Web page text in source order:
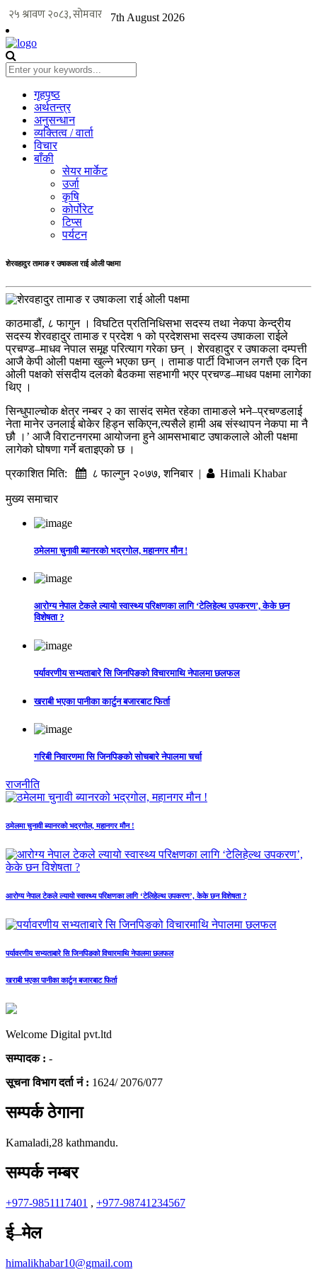
7th August 2026
गृहपृष्ठ
अर्थतन्त्र
अनुसन्धान
व्यक्तित्व / वार्ता
विचार
बाँकी
सेयर मार्केट
उर्जा
कृषि
कोर्पोरेट
टिप्स
पर्यटन
शेरवहादुर तामाङ र उषाकला राई ओली पक्षमा
काठमाडौं, ८ फागुन । विघटित प्रतिनिधिसभा सदस्य तथा नेकपा केन्द्रीय
सदस्य शेरवहादुर तामाङ र प्रदेश १ को प्रदेशसभा सदस्य उषाकला राईले
प्रचण्ड–माधव नेपाल समूह परित्याग गरेका छन् । शेरवहादुर र उषाकला दम्पत्ती
आजै केपी ओली पक्षमा खुल्ने भएका छन् । तामाङ पार्टी विभाजन लगत्तै एक दिन
ओली पक्षको संसदीय दलको बैठकमा सहभागी भएर प्रचण्ड–माधव पक्षमा लागेका
थिए ।
सिन्धुपाल्चोक क्षेत्र नम्बर २ का सासंद समेत रहेका तामाङले भने–प्रचण्डलाई
नेता मानेर उनलाई बोकेर हिड्न सकिएन,त्यसैले हामी अब संस्थापन नेकपा मा नै
छौ ।’ आजै विराटनगरमा आयोजना हुने आमसभाबाट उषाकलाले अ‍ोली पक्षमा
लागेको घोषणा गर्ने बताइएको छ ।
प्रकाशित मिति:
८ फाल्गुन २०७७, शनिबार | Himali Khabar
मुख्य समाचार
ठमेलमा चुनावी ब्यानरको भद्रगोल, महानगर मौन !
आरोग्य नेपाल टेकले ल्यायो स्वास्थ्य परिक्षणका लागि ‘टेलिहेल्थ उपकरण’, केके छन
विशेषता ?
पर्यावरणीय सभ्यताबारे सि जिनपिङको विचारमाथि नेपालमा छलफल
खराबी भएका पानीका कार्टुन बजारबाट फिर्ता
गरिबी निवारणमा सि जिनपिङको सोचबारे नेपालमा चर्चा
राजनीति
ठमेलमा चुनावी ब्यानरको भद्रगोल, महानगर मौन !
आरोग्य नेपाल टेकले ल्यायो स्वास्थ्य परिक्षणका लागि ‘टेलिहेल्थ उपकरण’, केके छन विशेषता ?
पर्यावरणीय सभ्यताबारे सि जिनपिङको विचारमाथि नेपालमा छलफल
खराबी भएका पानीका कार्टुन बजारबाट फिर्ता
Welcome Digital pvt.ltd
सम्पादक : -
सूचना विभाग दर्ता नं : 1624/ 2076/077
सम्पर्क ठेगाना
Kamaladi,28 kathmandu.
सम्पर्क नम्बर
+977-9851117401 , +977-98741234567
ई–मेल
himalikhabar10@gmail.com